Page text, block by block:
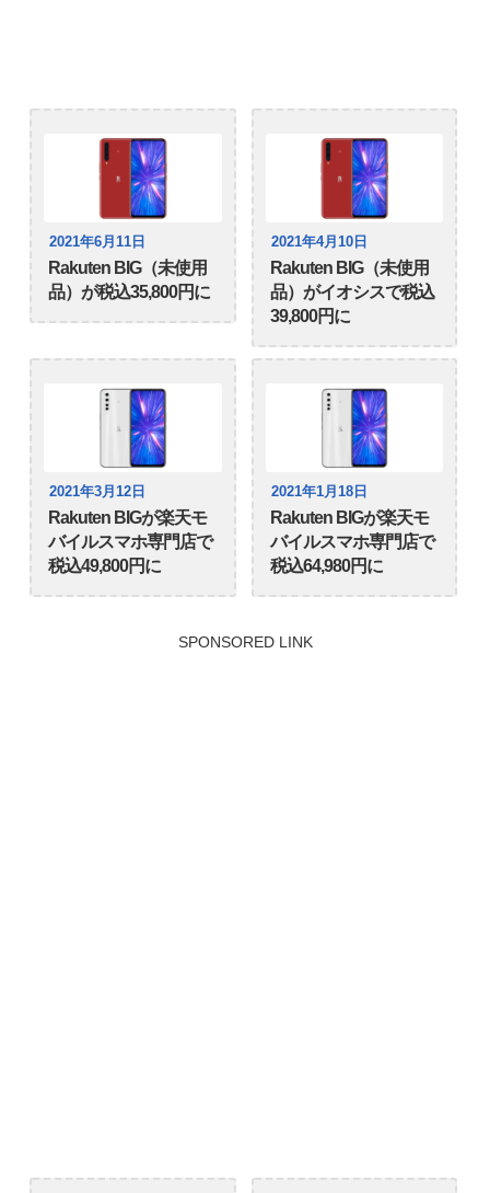
2021年6月11日
Rakuten BIG（未使用
品）が税込35,800円に
2021年4月10日
Rakuten BIG（未使用
品）がイオシスで税込
39,800円に
2021年3月12日
Rakuten BIGが楽天モ
バイルスマホ専門店で
税込49,800円に
2021年1月18日
Rakuten BIGが楽天モ
バイルスマホ専門店で
税込64,980円に
SPONSORED LINK